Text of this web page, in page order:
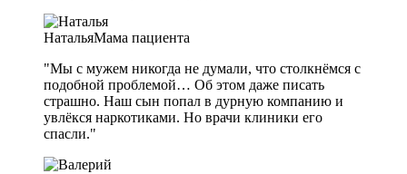
НатальяМама пациента
"Мы с мужем никогда не думали, что столкнёмся с
подобной проблемой… Об этом даже писать
страшно. Наш сын попал в дурную компанию и
увлёкся наркотиками. Но врачи клиники его
спасли."